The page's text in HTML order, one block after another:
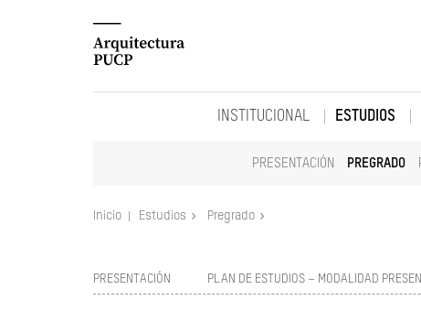
INSTITUCIONAL ESTUDIOS
PRESENTACIÓN PREGRADO
Inicio Estudios Pregrado
PRESENTACIÓN PLAN DE ESTUDIOS – MODALIDAD